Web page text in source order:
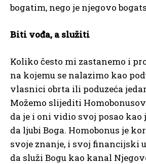
bogatim, nego je njegovo
Biti vođa, a služiti
Koliko često mi zastanemo i
na kojemu se nalazimo kao
vlasnici obrta ili poduzeća
Možemo slijediti
da je i oni vidio svoj posao kao
da ljubi Boga. Homobonus je
svoje znanje, i svoj financijski
da služi Bogu kao kanal